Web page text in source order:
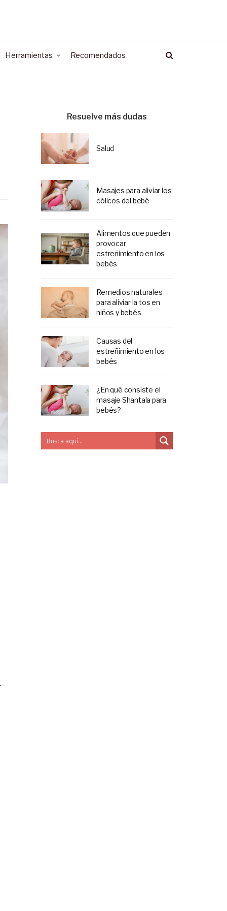
Herramientas Recomendados
Resuelve más dudas
Salud
Masajes para aliviar los
cólicos del bebé
Alimentos que pueden
provocar
estreñimiento en los
bebés
Remedios naturales
para aliviar la tos en
niños y bebés
Causas del
estreñimiento en los
bebés
¿En qué consiste el
masaje Shantala para
bebés?